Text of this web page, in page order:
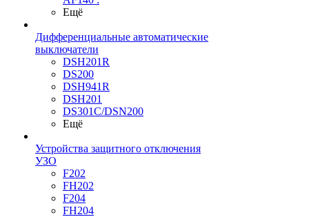
Ещё
Дифференциальные автоматические
выключатели
DSH201R
DS200
DSH941R
DSH201
DS301C/DSN200
Ещё
Устройства защитного отключения
УЗО
F202
FH202
F204
FH204